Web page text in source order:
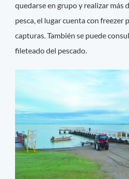
quedarse en grupo y realizar más
pesca, el lugar cuenta con freezer
capturas. También se puede
fileteado del pescado.